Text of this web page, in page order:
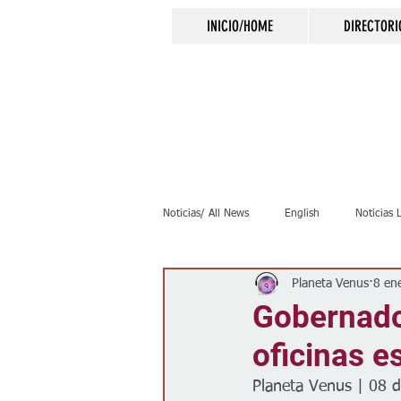
INICIO/HOME
Noticias/ All News English Noticias
Inmigración Crimen
Clima Vivienda
oficinas
Planeta Venus 8
Planeta Venus | 08